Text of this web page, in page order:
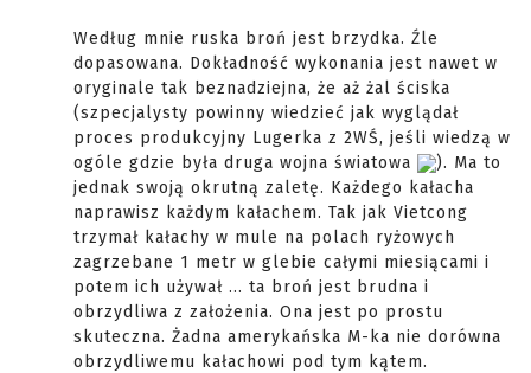
Według mnie ruska broń jest brzydka. Źle
dopasowana. Dokładność wykonania jest nawet w
oryginale tak beznadziejna, że aż żal ściska
(szpecjalysty powinny wiedzieć jak wyglądał
proces produkcyjny Lugerka z 2WŚ, jeśli wiedzą w
ogóle gdzie była druga wojna światowa
). Ma to
jednak swoją okrutną zaletę. Każdego kałacha
naprawisz każdym kałachem. Tak jak Vietcong
trzymał kałachy w mule na polach ryżowych
zagrzebane 1 metr w glebie całymi miesiącami i
potem ich używał ... ta broń jest brudna i
obrzydliwa z założenia. Ona jest po prostu
skuteczna. Żadna amerykańska M-ka nie dorówna
obrzydliwemu kałachowi pod tym kątem.